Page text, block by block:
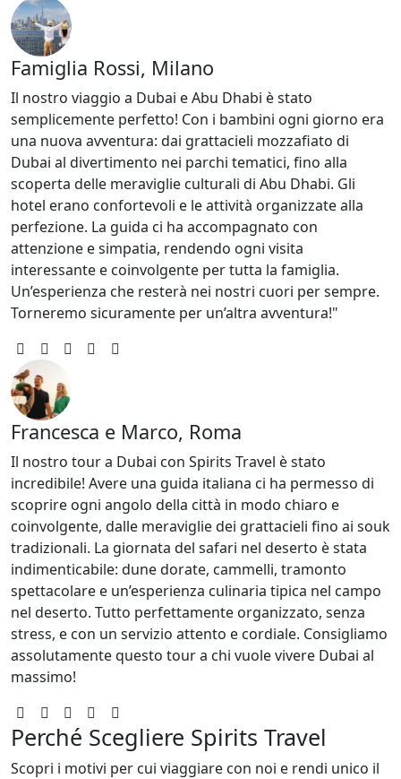
Famiglia Rossi, Milano
Il nostro viaggio a Dubai e Abu Dhabi è stato
semplicemente perfetto! Con i bambini ogni giorno era
una nuova avventura: dai grattacieli mozzafiato di
Dubai al divertimento nei parchi tematici, fino alla
scoperta delle meraviglie culturali di Abu Dhabi. Gli
hotel erano confortevoli e le attività organizzate alla
perfezione. La guida ci ha accompagnato con
attenzione e simpatia, rendendo ogni visita
interessante e coinvolgente per tutta la famiglia.
Un’esperienza che resterà nei nostri cuori per sempre.
Torneremo sicuramente per un’altra avventura!"
Francesca e Marco, Roma
Il nostro tour a Dubai con Spirits Travel è stato
incredibile! Avere una guida italiana ci ha permesso di
scoprire ogni angolo della città in modo chiaro e
coinvolgente, dalle meraviglie dei grattacieli fino ai souk
tradizionali. La giornata del safari nel deserto è stata
indimenticabile: dune dorate, cammelli, tramonto
spettacolare e un’esperienza culinaria tipica nel campo
nel deserto. Tutto perfettamente organizzato, senza
stress, e con un servizio attento e cordiale. Consigliamo
assolutamente questo tour a chi vuole vivere Dubai al
massimo!
Perché Scegliere Spirits Travel
Scopri i motivi per cui viaggiare con noi e rendi unico il